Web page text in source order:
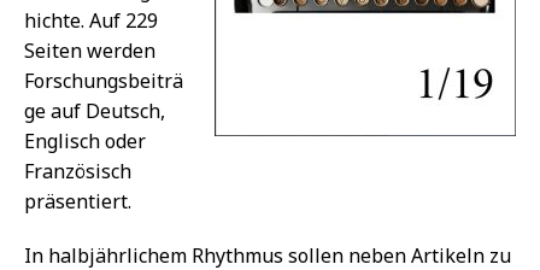
hichte. Auf 229
Seiten werden
Forschungsbeiträ
ge auf Deutsch,
Englisch oder
Französisch
präsentiert.
In halbjährlichem Rhythmus sollen neben Artikeln zu